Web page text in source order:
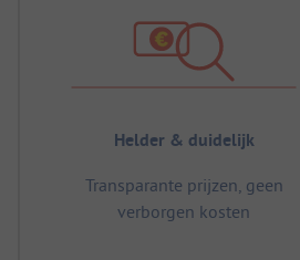
Helder & duidelijk
Transparante prijzen, geen
verborgen kosten